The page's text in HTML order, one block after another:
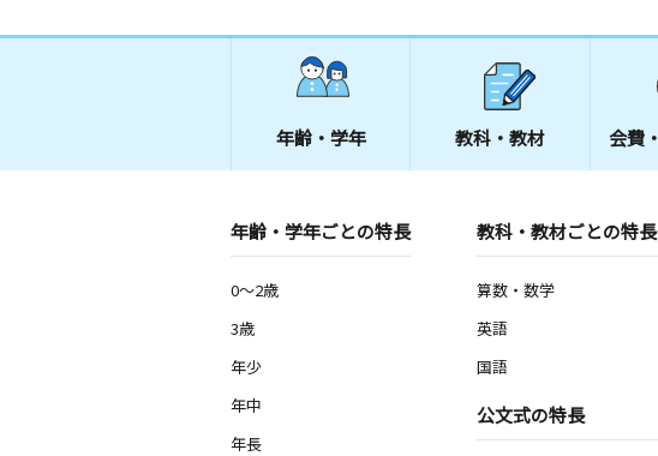
年齢・学年 教科・教材 会費・
年齢・学年ごとの特長
0～2歳
3歳
年少
年中
年長
教科・教材ごとの特長
算数・数学
英語
国語
公文式の特長